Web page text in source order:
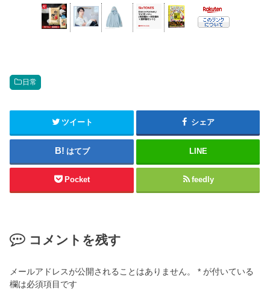
日常
ツイート シェア
はてブ LINE
Pocket feedly
コメントを残す
メールアドレスが公開されることはありません。 * が付いている
欄は必須項目です